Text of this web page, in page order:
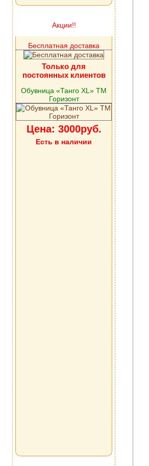
Акции!!
Бесплатная доставка
Только для
постоянных клиентов
Обувница «Танго XL» ТМ
Горизонт
Цена: 3000руб.
Есть в наличии